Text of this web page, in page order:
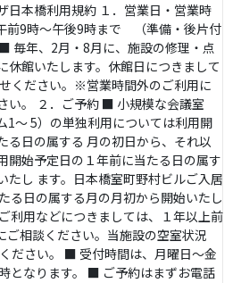
日本橋利用規約 １．営業日・営業時
前9時～午後9時まで （準備・後片付
毎年、2月・8月に、施設の修理・点
休館いたします。休館日につきまして
ください。※営業時間外のご利用に
い。 ２．ご予約 ■ 小規模な会議室
1～ 5）の単独利用については利用開
る日の属する 月の初日から、それ以
開始予定日の１年前に当たる日の属す
たし ます。日本橋室町野村ビルご入居
る日の属する月の月初から開始いたし
利用などにつきましては、１年以上前
ご相談ください。当施設の空室状況
ださい。 ■ 受付時間は、月曜日～金
となります。 ■ ご予約はまずお電話